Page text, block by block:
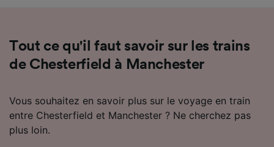
Tout ce qu'il faut savoir sur les trains
de Chesterfield à Manchester
Vous souhaitez en savoir plus sur le voyage en train
entre Chesterfield et Manchester ? Ne cherchez pas
plus loin.